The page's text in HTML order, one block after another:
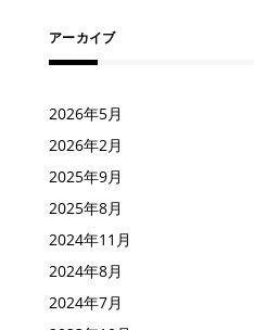
2026年5月
2026年2月
2025年9月
2025年8月
2024年11月
2024年8月